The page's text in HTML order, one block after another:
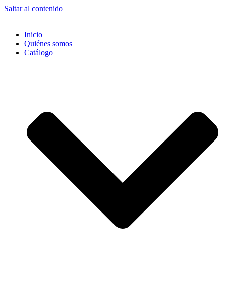
Saltar al contenido
Inicio
Quiénes somos
Catálogo